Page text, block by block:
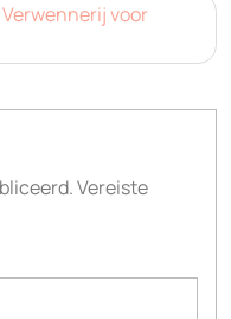
voor
Vereiste